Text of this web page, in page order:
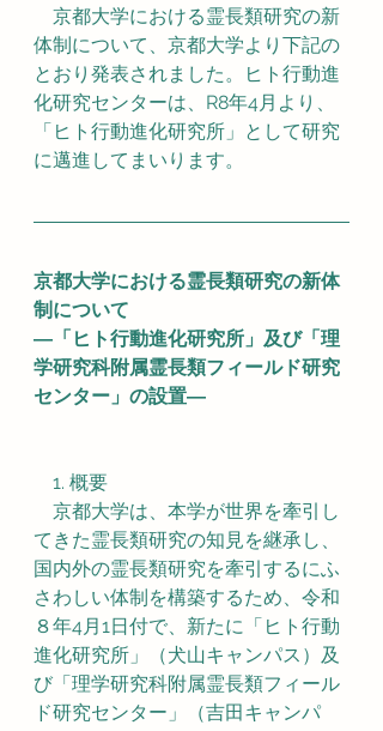
京都大学における霊長類研究の新
体制について、京都大学より下記の
とおり発表されました。ヒト行動進
化研究センターは、R8年4月より、
「ヒト行動進化研究所」として研究
に邁進してまいります。
京都大学における霊長類研究の新体
制について
―「ヒト行動進化研究所」及び「理
学研究科附属霊長類フィールド研究
センター」の設置―
1. 概要
京都大学は、本学が世界を牽引し
てきた霊長類研究の知見を継承し、
国内外の霊長類研究を牽引するにふ
さわしい体制を構築するため、令和
８年4月1日付で、新たに「ヒト行動
進化研究所」（犬山キャンパス）及
び「理学研究科附属霊長類フィール
ド研究センター」（吉田キャンパ